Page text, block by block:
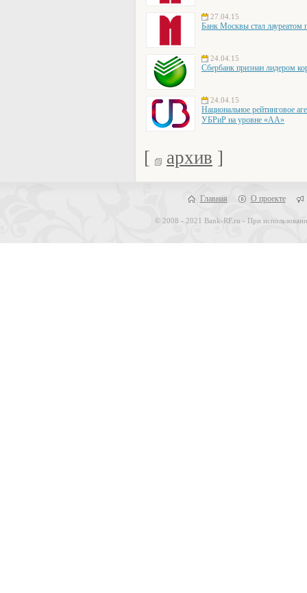
27.04.15
Банк Москвы стал
24.04.15
Сбербанк признан лидером
24.04.15
Национальное рейтинговое
УБРиР на уровне «АА»
[ архив ]
Главная О проекте
© 2008 - 2021 Bank-RF.ru - При